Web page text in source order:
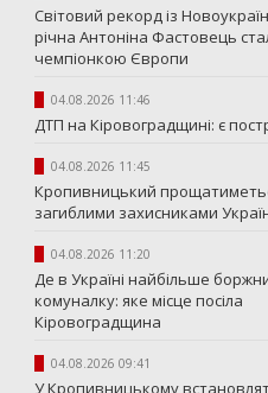
Світовий рекорд із
річна Антоніна Фастовець
чемпіонкою Європи
04.08.2026 11:46
ДТП на Кіровоградщині: є
04.08.2026 11:45
Кропивницький
загиблими захисниками
04.08.2026 11:20
Де в Україні найбільше
комуналку: яке місце посіла
Кіровоградщина
04.08.2026 09:41
У Кропивницькому